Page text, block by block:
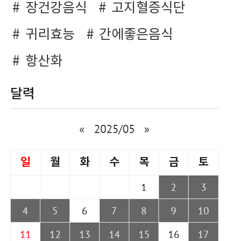
장건강음식
고지혈증식단
귀리효능
간에좋은음식
항산화
달력
« 2025/05 »
일 월 화 수 목 금 토
1 2
3
4
5 6 7 8 9
10
11
12 13 14 15 16
17